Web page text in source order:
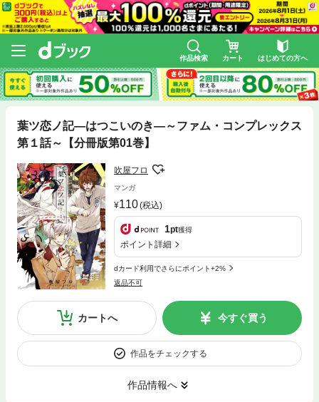
作品検索 カート はじめての方へ
葉ツ恋ノ記―はつこいのき―～ファム・コンプレックス
第１話～【分冊版第01巻】
吹屋フロ
マンガ
110(税込)
1pt獲得
ポイント詳細
dカード利用でさらにポイント+2%
返品不可
カートへ 今すぐ買う
作品をチェックする
作品情報へ